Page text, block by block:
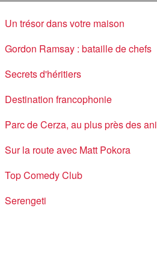
Un trésor dans votre maison
Gordon Ramsay : bataille de chefs
Secrets d'héritiers
Destination francophonie
Parc de Cerza, au plus près des animaux
Sur la route avec Matt Pokora
Top Comedy Club
Serengeti